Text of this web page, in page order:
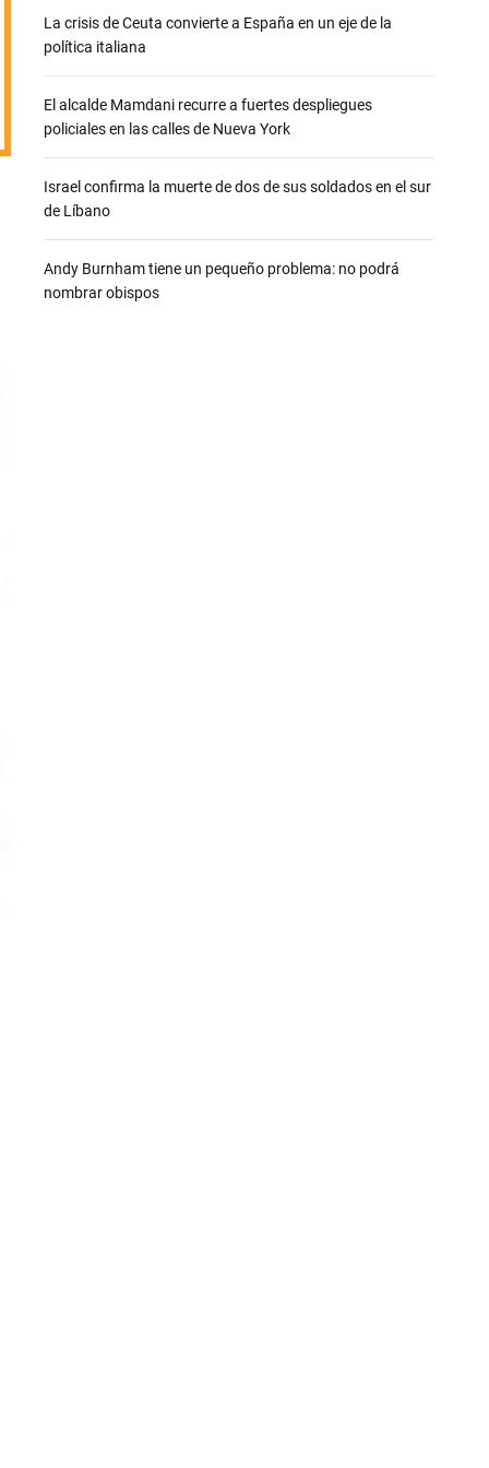
La crisis de Ceuta convierte a España en un eje de la
política italiana
El alcalde Mamdani recurre a fuertes despliegues
policiales en las calles de Nueva York
Israel confirma la muerte de dos de sus soldados en el sur
de Líbano
Andy Burnham tiene un pequeño problema: no podrá
nombrar obispos